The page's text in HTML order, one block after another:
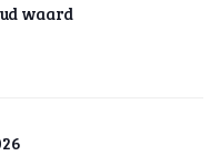
waard